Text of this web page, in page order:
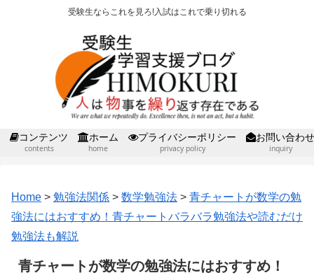
受験生ならこれを見ろ!入試はこれで乗り切れる
コンテンツ
contents
ホーム
home
プライバシーポリシー
privacy policy
お問い合わせ
inquiry
Home > 勉強法関係 > 数学勉強法 > 青チャートが数学の勉
強法にはおすすめ！青チャートバラバラ勉強法や読むだけ
勉強法も解説
青チャートが数学の勉強法にはおすすめ！